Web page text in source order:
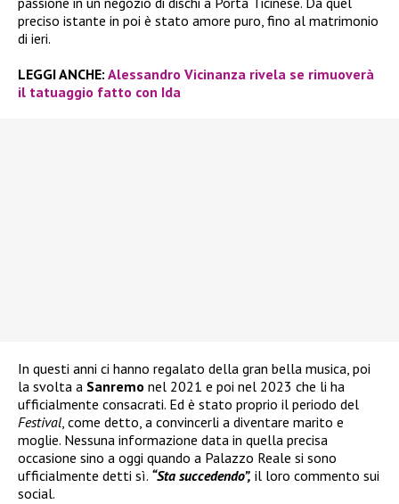
preciso istante in poi è stato amore puro, fino al matrimonio
di ieri.
LEGGI ANCHE: Alessandro Vicinanza rivela se rimuoverà
il tatuaggio fatto con Ida
In questi anni ci hanno regalato della gran bella musica, poi
la svolta a Sanremo nel 2021 e poi nel 2023 che li ha
ufficialmente consacrati. Ed è stato proprio il periodo del
Festival, come detto, a convincerli a diventare marito e
moglie. Nessuna informazione data in quella precisa
occasione sino a oggi quando a Palazzo Reale si sono
ufficialmente detti sì. “Sta succedendo”, il loro commento sui
social.